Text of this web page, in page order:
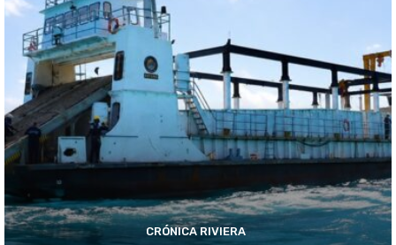
CRÓNICA RIVIERA